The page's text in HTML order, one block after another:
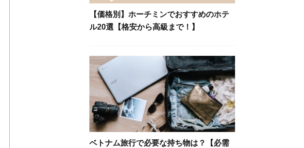
【価格別】ホーチミンでおすすめのホテ
ル20選【格安から高級まで！】
ベトナム旅行で必要な持ち物は？【必需